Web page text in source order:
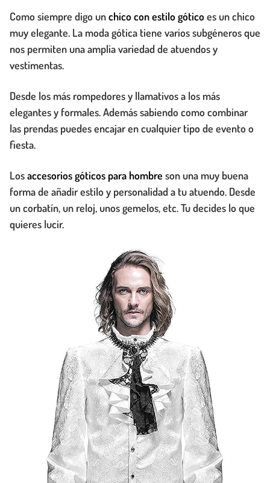
Como siempre digo unchico con estilo góticoes un chico
muy elegante. La moda gótica tiene varios subgéneros que
nos permiten una amplia variedad de atuendos y
vestimentas.
Desde los más rompedores y llamativos a los más
elegantes y formales. Además sabiendo como combinar
las prendas puedes encajar en cualquier tipo de evento o
fiesta.
Losaccesorios góticos para hombre son una muy buena
forma de añadir estilo y personalidad a tu atuendo. Desde
un corbatín, un reloj, unos gemelos, etc. Tu decides lo que
quieres lucir.